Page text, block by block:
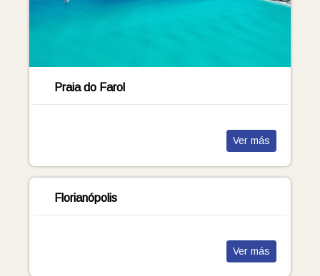
Praia do Farol
Ver más
Florianópolis
Ver más